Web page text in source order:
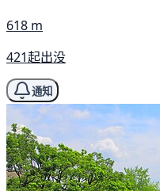
618 m
421起出没
通知